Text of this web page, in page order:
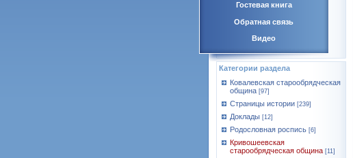
Гостевая книга
Обратная связь
Видео
Категории раздела
Ковалевская старообрядческая
община [97]
Страницы истории [239]
Доклады [12]
Родословная роспись [6]
Кривошеевская
старообрядческая община [11]